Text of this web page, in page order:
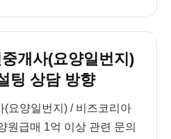
개사(요양일번지)
팅 상담 방향
(요양일번지) / 비즈코리아
원급매 1억 이상 관련 문의